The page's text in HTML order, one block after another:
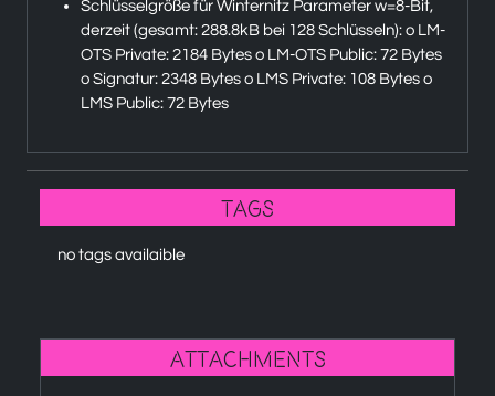
Schlüsselgröße für Winternitz Parameter w=8-Bit,
derzeit (gesamt: 288.8kB bei 128 Schlüsseln): o LM-
OTS Private: 2184 Bytes o LM-OTS Public: 72 Bytes
o Signatur: 2348 Bytes o LMS Private: 108 Bytes o
LMS Public: 72 Bytes
Tags
no tags availaible
attachments